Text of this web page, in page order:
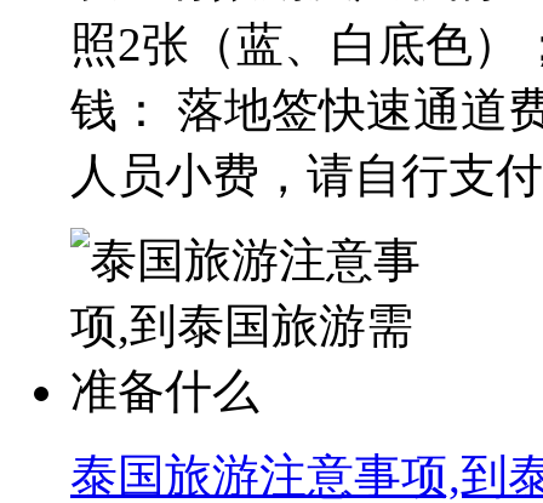
照2张（蓝、白底色
钱： 落地签快速通道
人员小费，请自行支
泰国旅游注意事项,到